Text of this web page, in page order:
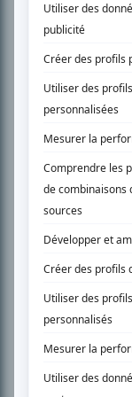
SUR LE RÉSEAU
PLAN DU SITE
Accueil
Liste des oeuvres
Recherche avancée
À propos
Nous contacter
Termes et conditions
Politique de
Gestion du